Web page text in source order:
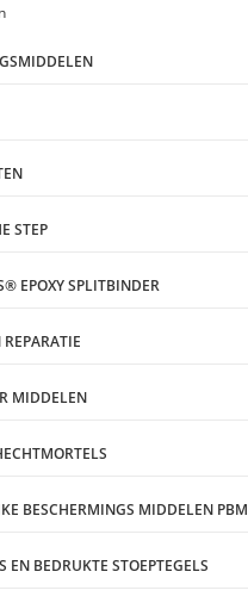
STEP
EPOXY SPLITBINDER
MIDDELEN
BESCHERMINGS MIDDELEN PBM
EN BEDRUKTE STOEPTEGELS